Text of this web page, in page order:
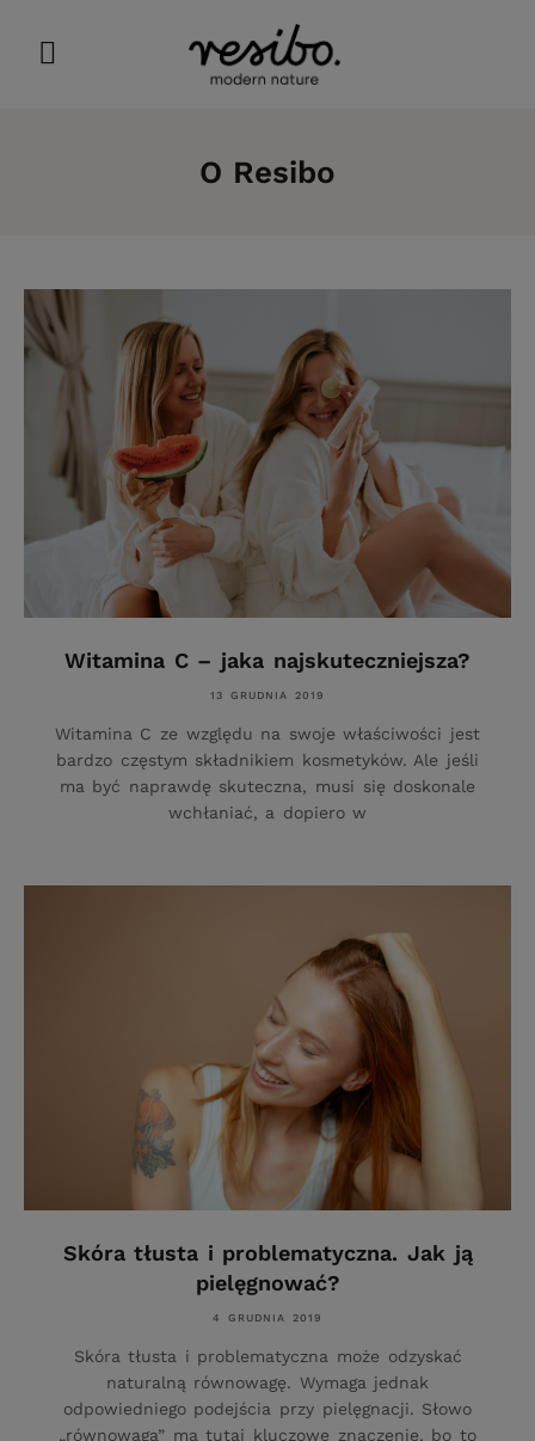
O Resibo
Witamina C – jaka najskuteczniejsza?
13 GRUDNIA 2019
Witamina C ze względu na swoje właściwości jest
bardzo częstym składnikiem kosmetyków. Ale jeśli
ma być naprawdę skuteczna, musi się doskonale
wchłaniać, a dopiero w
Skóra tłusta i problematyczna. Jak ją
pielęgnować?
4 GRUDNIA 2019
Skóra tłusta i problematyczna może odzyskać
naturalną równowagę. Wymaga jednak
odpowiedniego podejścia przy pielęgnacji. Słowo
„równowaga” ma tutaj kluczowe znaczenie, bo to